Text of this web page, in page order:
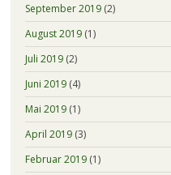
September 2019(2)
August 2019(1)
Juli 2019(2)
Juni 2019(4)
Mai 2019(1)
April 2019(3)
Februar 2019(1)